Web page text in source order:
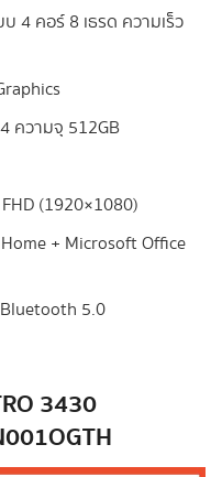
4 คอร์ 8 เธรด ความเร็ว
ความจุ 512GB
(1920×1080)
+ Microsoft Office
5.0
3430